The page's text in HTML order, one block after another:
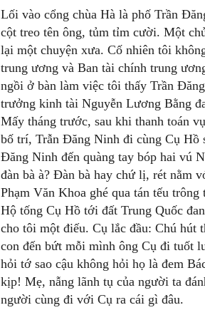
Lối vào cổng chùa Hà là phố Trần
cột treo tên ông, tủm tỉm cười. Một
lại một chuyện xưa. Cố nhiên tôi
trung ương và Ban tài chính trung
ngồi ở bàn làm việc tôi thấy Trần
trưởng kinh tài Nguyễn Lương Bằng
Mấy tháng trước, sau khi thanh toán vụ
bố trí, Trẫn Đăng Ninh đi cùng Cụ
Đăng Ninh đến quàng tay bóp hai vú
đàn bà à? Đàn bà hay chứ lị, rét nằm
Phạm Văn Khoa ghé qua tán tếu
Hộ tống Cụ Hồ tới đất Trung Quốc
cho tôi một điếu. Cụ lắc đầu: Chú hút
con đến bứt mỗi mình ông Cụ đi tuốt
hỏi tớ sao cậu không hỏi họ là đem
kịp! Mẹ, nẫng lãnh tụ của người ta
người cùng đi với Cụ ra cái gì đâu.